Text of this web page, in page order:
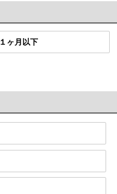
１ヶ月以下